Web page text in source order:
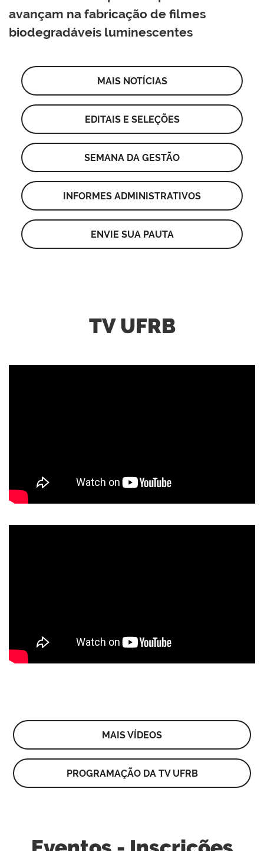
avançam na fabricação de filmes
biodegradáveis luminescentes
MAIS NOTÍCIAS
EDITAIS E SELEÇÕES
SEMANA DA GESTÃO
INFORMES ADMINISTRATIVOS
ENVIE SUA PAUTA
TV UFRB
MAIS VÍDEOS
PROGRAMAÇÃO DA TV UFRB